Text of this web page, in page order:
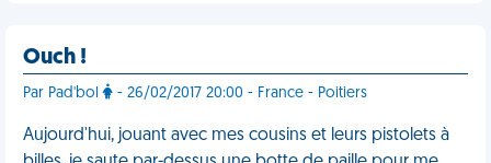
Ouch !
Par Pad'bol - 26/02/2017 20:00 - France - Poitiers
Aujourd'hui, jouant avec mes cousins et leurs pistolets à